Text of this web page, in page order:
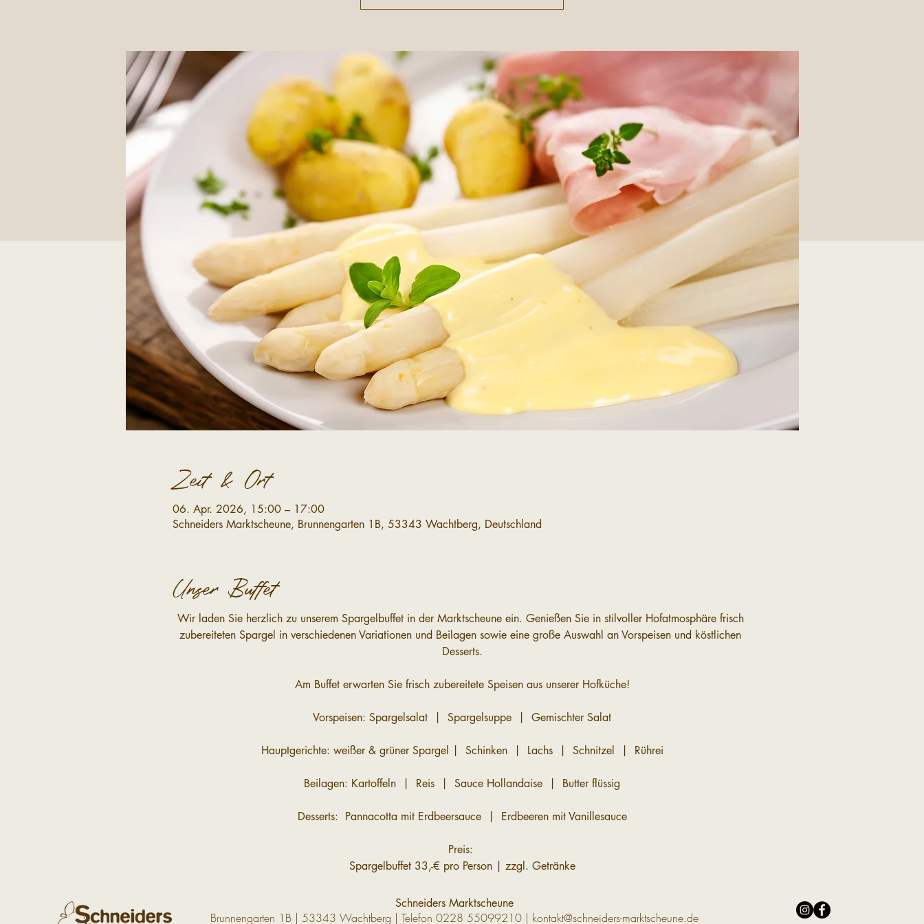
Zeit & Ort
06. Apr. 2026, 15:00 – 17:00
Schneiders Marktscheune, Brunnengarten 1B, 53343 Wachtberg, Deutschland
Unser Buffet
Wir laden Sie herzlich zu unserem Spargelbuffet in der Marktscheune ein. Genießen Sie in stilvoller Hofatmosphäre frisch
zubereiteten Spargel in verschiedenen Variationen und Beilagen sowie eine große Auswahl an Vorspeisen und köstlichen
Desserts.
Am Buffet erwarten Sie frisch zubereitete Speisen aus unserer Hofküche!
Vorspeisen: Spargelsalat  |  Spargelsuppe  |  Gemischter Salat
Hauptgerichte: weißer & grüner Spargel |  Schinken  |  Lachs  |  Schnitzel  |  Rührei
Beilagen: Kartoffeln  |  Reis  |  Sauce Hollandaise  |  Butter flüssig
Desserts:  Pannacotta mit Erdbeersauce  |  Erdbeeren mit Vanillesauce
Preis:
Spargelbuffet 33,-€ pro Person | zzgl. Getränke
Schneiders Marktscheune
Brunnengarten 1B | 53343 Wachtberg | Telefon 0228 55099210| kontakt@schneiders-marktscheune.de